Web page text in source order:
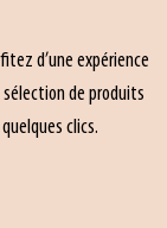
d’une expérience
de produits
clics.